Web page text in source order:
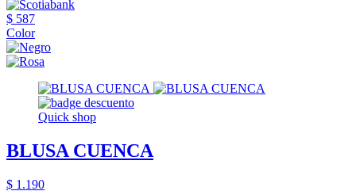
$ 587
Color
Quick shop
BLUSA CUENCA
$ 1.190